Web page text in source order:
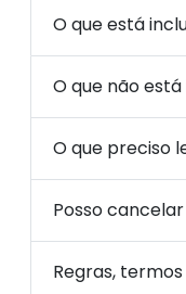
O que está
O que não
O que preciso
Posso
Regras,